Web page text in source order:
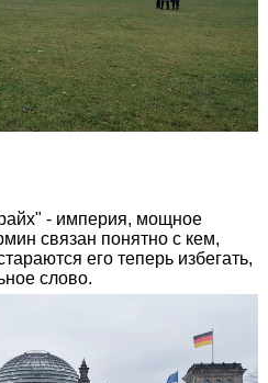
- империя, мощное
связан понятно с кем,
его теперь избегать,
слово.